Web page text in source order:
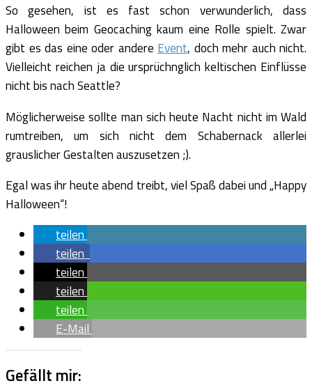
So gesehen, ist es fast schon verwunderlich, dass
Halloween beim Geocaching kaum eine Rolle spielt. Zwar
gibt es das eine oder andere Event, doch mehr auch nicht.
Vielleicht reichen ja die ursprüchnglich keltischen Einflüsse
nicht bis nach Seattle?
Möglicherweise sollte man sich heute Nacht nicht im Wald
rumtreiben, um sich nicht dem Schabernack allerlei
grauslicher Gestalten auszusetzen ;).
Egal was ihr heute abend treibt, viel Spaß dabei und „Happy
Halloween“!
teilen
teilen
teilen
teilen
teilen
E-Mail
Gefällt mir: